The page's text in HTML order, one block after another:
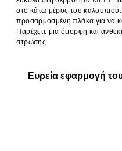
στο κάτω μέρος του καλουπιού,
προσαρμοσμένη πλάκα για να
Παρέχετε μια όμορφη και
στρώσης
Ευρεία εφαρμογή